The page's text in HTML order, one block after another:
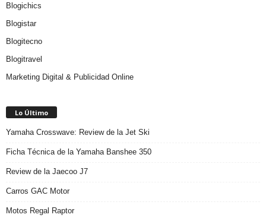
Blogichics
Blogistar
Blogitecno
Blogitravel
Marketing Digital & Publicidad Online
Lo Último
Yamaha Crosswave: Review de la Jet Ski
Ficha Técnica de la Yamaha Banshee 350
Review de la Jaecoo J7
Carros GAC Motor
Motos Regal Raptor